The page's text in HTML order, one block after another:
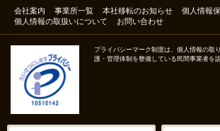
会社案内 事業所一覧 本社移転のお知らせ
個人情報
個人情報の取扱いについて
お問い合わせ
プライバシーマーク制度は、個人情報の取
護・管理体制を整備している民間事業者を